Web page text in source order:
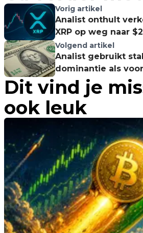
Vorig artikel
Analist onthult
XRP op weg naar
Volgend artikel
Analist gebruikt
dominantie als
Bitcoin's
Dit vind je
ook leuk